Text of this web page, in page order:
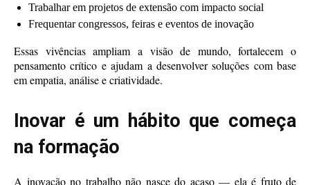
Trabalhar em projetos de extensão com impacto social
Frequentar congressos, feiras e eventos de inovação
Essas vivências ampliam a visão de mundo, fortalecem o
pensamento crítico e ajudam a desenvolver soluções com base
em empatia, análise e criatividade.
Inovar é um hábito que começa
na formação
A inovação no trabalho não nasce do acaso — ela é fruto de